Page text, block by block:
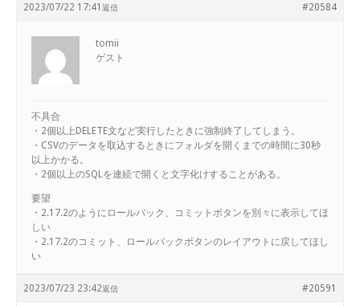
2023/07/22 17:41 #20584
返信
tomii
ゲスト
不具合
・2個以上DELETE文など実行したときに強制終了してしまう。
・CSVのデータを取込するときにフォルダを開くまでの時間に30秒
以上かかる。
・2個以上のSQLを連続で開くと文字化けすることがある。
要望
・2.17.2のようにロールバック、コミットボタンを別々に表示してほ
しい
・2.17.2のコミット、ロールバックボタンのレイアウトに戻してほし
い
2023/07/23 23:42 #20591
返信